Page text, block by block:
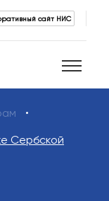
сайт НИС
Сербской